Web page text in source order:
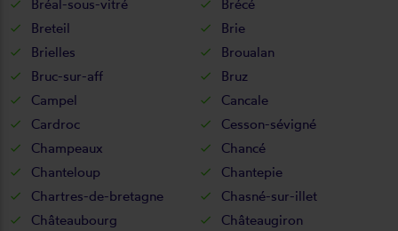
Bréal-sous-vitré
Brécé
Breteil
Brie
Brielles
Broualan
Bruc-sur-aff
Bruz
Campel
Cancale
Cardroc
Cesson-sévigné
Champeaux
Chancé
Chanteloup
Chantepie
Chartres-de-bretagne
Chasné-sur-illet
Châteaubourg
Châteaugiron